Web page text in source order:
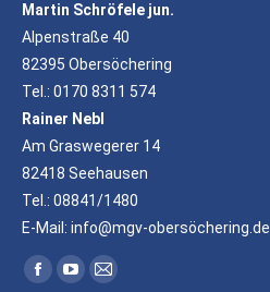
Martin Schröfele jun.
Alpenstraße 40
82395 Obersöchering
Tel.: 0170 8311 574
Rainer Nebl
Am Graswegerer 14
82418 Seehausen
Tel.: 08841/1480
E-Mail: info@mgv-obersöchering.de
Finden Sie uns auf:
Facebook
YouTube
E-